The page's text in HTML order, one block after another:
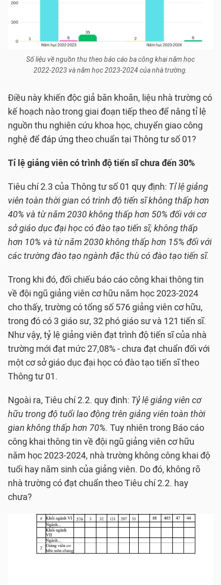
Số liệu về nguồn thu theo báo cáo ba công khai năm học
2022-2023 và năm học 2023-2024 của nhà trường.
Điều này khiến độc giả băn khoăn, liệu nhà trường có
kế hoạch nào trong giai đoạn tiếp theo để nâng tỉ lệ
nguồn thu nghiên cứu khoa học, chuyển giao công
nghệ để đáp ứng theo chuẩn tại Thông tư số 01?
Tỉ lệ giảng viên có trình độ tiến sĩ chưa đến 30%
Tiêu chí 2.3 của Thông tư số 01 quy định: Tỉ lệ giảng
viên toàn thời gian có trình độ tiến sĩ không thấp hơn
40% và từ năm 2030 không thấp hơn 50% đối với cơ
sở giáo dục đại học có đào tạo tiến sĩ; không thấp
hơn 10% và từ năm 2030 không thấp hơn 15% đối với
các trường đào tạo ngành đặc thù có đào tạo tiến sĩ.
Trong khi đó, đối chiếu báo cáo công khai thông tin
về đội ngũ giảng viên cơ hữu năm học 2023-2024
cho thấy, trường có tổng số 576 giảng viên cơ hữu,
trong đó có 3 giáo sư, 32 phó giáo sư và 121 tiến sĩ.
Như vậy, tỷ lệ giảng viên đạt trình độ tiến sĩ của nhà
trường mới đạt mức 27,08% - chưa đạt chuẩn đối với
một cơ sở giáo dục đại học có đào tạo tiến sĩ theo
Thông tư 01.
Ngoài ra, Tiêu chí 2.2. quy định: Tỷ lệ giảng viên cơ
hữu trong độ tuổi lao động trên giảng viên toàn thời
gian không thấp hơn 70%. Tuy nhiên trong Báo cáo
công khai thông tin về đội ngũ giảng viên cơ hữu
năm học 2023-2024, nhà trường không công khai độ
tuổi hay năm sinh của giảng viên. Do đó, không rõ
nhà trường có đạt chuẩn theo Tiêu chí 2.2. hay
chưa?